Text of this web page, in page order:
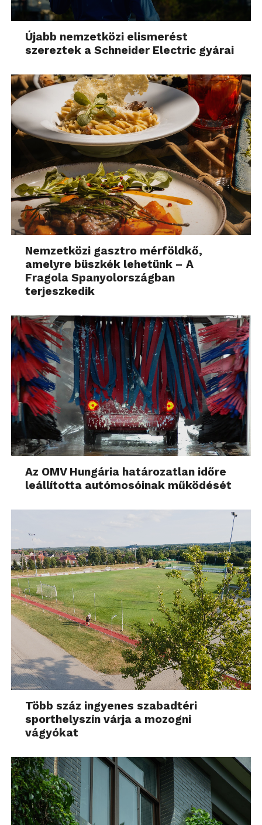
Újabb nemzetközi elismerést
szereztek a Schneider Electric gyárai
Nemzetközi gasztro mérföldkő,
amelyre büszkék lehetünk – A
Fragola Spanyolországban
terjeszkedik
Az OMV Hungária határozatlan időre
leállította autómosóinak működését
Több száz ingyenes szabadtéri
sporthelyszín várja a mozogni
vágyókat